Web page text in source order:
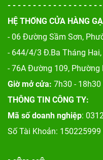
- - - - - - - - - - - - - - - - - -
HỆ THỐNG CỬA HÀNG
- 06 Đường Sầm Sơn, Phư
- 644/4/3 Đ.Ba Tháng Hai,
- 76A Đường 109, Phường
Giờ mở cửa: 7h30 -
THÔNG TIN CÔNG TY:
Mã số doanh nghiệp:
Số Tài Khoản: 150225999